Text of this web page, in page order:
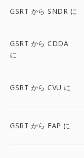
GSRT から SNDR に
GSRT から CDDA
に
GSRT から CVU に
GSRT から FAP に